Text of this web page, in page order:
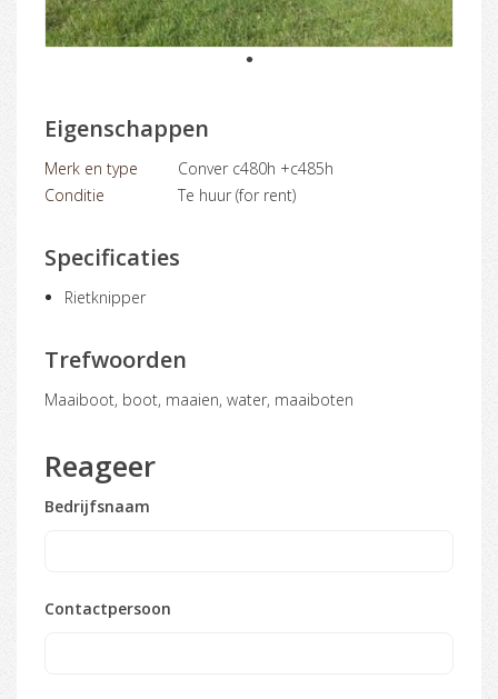
1
Eigenschappen
Merk en type
Conver c480h +c485h
Conditie
Te huur (for rent)
Specificaties
Rietknipper
Trefwoorden
maaiboot, boot, maaien, water, maaiboten
Reageer
Bedrijfsnaam
Contactpersoon